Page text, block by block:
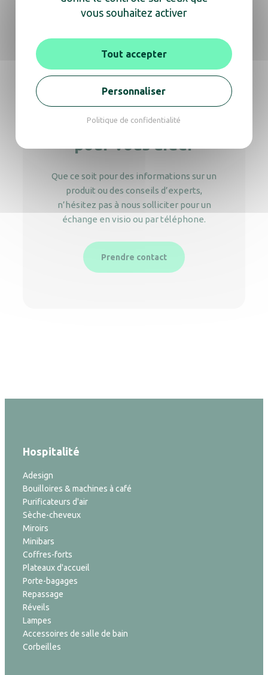
Aérosol vent frais
8,50€ HT
Nous sommes là
pour vous aider
Que ce soit pour des informations sur un
produit ou des conseils d’experts,
n’hésitez pas à nous solliciter pour un
échange en visio ou par téléphone.
Prendre contact
Hospitalité
Adesign
Bouilloires & machines à café
Purificateurs d'air
Sèche-cheveux
Miroirs
Minibars
Coffres-forts
Plateaux d'accueil
Porte-bagages
Repassage
Réveils
Lampes
Accessoires de salle de bain
Corbeilles
vous souhaitez activer
Tout accepter
Personnaliser
Politique de confidentialité